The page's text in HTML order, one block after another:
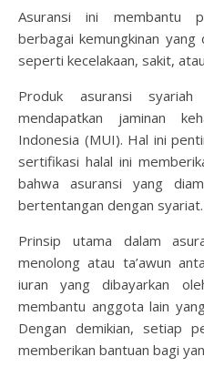
Asuransi ini membantu
berbagai kemungkinan
seperti kecelakaan, sakit,
Produk asuransi
mendapatkan jaminan
Indonesia (MUI). Hal ini
sertifikasi halal ini
bahwa asuransi yang
bertentangan dengan syariat.
Prinsip utama dalam
menolong atau ta’awun
iuran yang dibayarkan
membantu anggota lain
Dengan demikian, setiap
memberikan bantuan bagi